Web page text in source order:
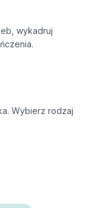
wykadruj
Wybierz rodzaj